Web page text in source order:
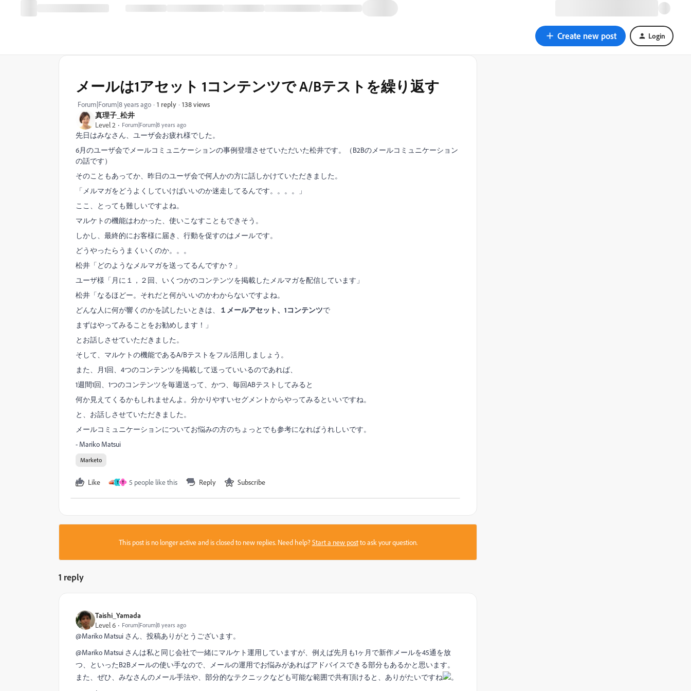
Create new post Login
真理子_松井
Level 2
Forum|Forum|8 years ago
メールは1アセット 1コンテンツで A/Bテストを繰り返す
Forum|Forum|8 years ago 1 reply 138 views
先日はみなさん、ユーザ会お疲れ様でした。
6月のユーザ会でメールコミュニケーションの事例登壇させていただいた松井です。（B2Bのメールコミュニケーション
の話です）
そのこともあってか、昨日のユーザ会で何人かの方に話しかけていただきました。
「メルマガをどうよくしていけばいいのか迷走してるんです。。。。」
ここ、とっても難しいですよね。
マルケトの機能はわかった、使いこなすこともできそう。
しかし、最終的にお客様に届き、行動を促すのはメールです。
どうやったらうまくいくのか。。。
松井「どのようなメルマガを送ってるんですか？」
ユーザ様「月に１，２回、いくつかのコンテンツを掲載したメルマガを配信しています」
松井「なるほどー。それだと何がいいのかわからないですよね。
どんな人に何が響くのかを試したいときは、
１メールアセット、1コンテンツで
まずはやってみることをお勧めします！」
とお話しさせていただきました。
そして、マルケトの機能であるA/Bテストをフル活用しましょう。
また、月1回、4つのコンテンツを掲載して送っていいるのであれば、
1週間1回、1つのコンテンツを毎週送って、かつ、毎回ABテストしてみると
何か見えてくるかもしれませんよ。分かりやすいセグメントからやってみるといいですね。
と、お話しさせていただきました。
メールコミュニケーションについてお悩みの方のちょっとでも参考になればうれしいです。
- Mariko Matsui
Marketo
Like T T 5 people like this Reply Subscribe
This post is no longer active and is closed to new replies. Need help?Start a new postto ask your question.
1 reply
Taishi_Yamada
Level 6
Forum|Forum|8 years ago
@Mariko Matsui さん、投稿ありがとうございます。
@Mariko Matsui さんは私と同じ会社で一緒にマルケト運用していますが、例えば先月も1ヶ月で新作メールを45通を放
つ、といったB2Bメールの使い手なので、メールの運用でお悩みがあればアドバイスできる部分もあるかと思います。
また、ぜひ、みなさんのメール手法や、部分的なテクニックなども可能な範囲で共有頂けると、ありがたいですね
。